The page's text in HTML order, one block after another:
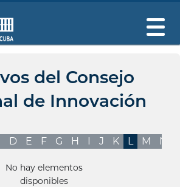
del Consejo
de Innovación
D E F G H I J K L M N
No hay elementos
disponibles